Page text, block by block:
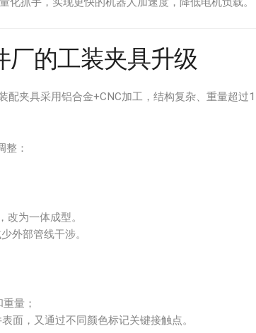
厂的工装夹具升级
配夹具采用铝合金+CNC加工，结构复杂、重量超过
整：
为一体成型。
外部管线干涉。
量；
表面，又通过不同颜色标记关键接触点。